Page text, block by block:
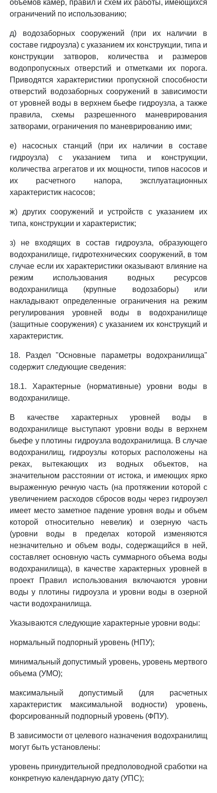
объемов камер, правил и схем их работы, имеющихся
ограничений по использованию;
д) водозаборных сооружений (при их наличии в
составе гидроузла) с указанием их конструкции, типа и
конструкции затворов, количества и размеров
водопропускных отверстий и отметками их порога.
Приводятся характеристики пропускной способности
отверстий водозаборных сооружений в зависимости
от уровней воды в верхнем бьефе гидроузла, а также
правила, схемы разрешенного маневрирования
затворами, ограничения по маневрированию ими;
е) насосных станций (при их наличии в составе
гидроузла) с указанием типа и конструкции,
количества агрегатов и их мощности, типов насосов и
их расчетного напора, эксплуатационных
характеристик насосов;
ж) других сооружений и устройств с указанием их
типа, конструкции и характеристик;
з) не входящих в состав гидроузла, образующего
водохранилище, гидротехнических сооружений, в том
случае если их характеристики оказывают влияние на
режим использования водных ресурсов
водохранилища (крупные водозаборы) или
накладывают определенные ограничения на режим
регулирования уровней воды в водохранилище
(защитные сооружения) с указанием их конструкций и
характеристик.
18. Раздел "Основные параметры водохранилища"
содержит следующие сведения:
18.1. Характерные (нормативные) уровни воды в
водохранилище.
В качестве характерных уровней воды в
водохранилище выступают уровни воды в верхнем
бьефе у плотины гидроузла водохранилища. В случае
водохранилищ, гидроузлы которых расположены на
реках, вытекающих из водных объектов, на
значительном расстоянии от истока, и имеющих ярко
выраженную речную часть (на протяжении которой с
увеличением расходов сбросов воды через гидроузел
имеет место заметное падение уровня воды и объем
которой относительно невелик) и озерную часть
(уровни воды в пределах которой изменяются
незначительно и объем воды, содержащийся в ней,
составляет основную часть суммарного объема воды
водохранилища), в качестве характерных уровней в
проект Правил использования включаются уровни
воды у плотины гидроузла и уровни воды в озерной
части водохранилища.
Указываются следующие характерные уровни воды:
нормальный подпорный уровень (НПУ);
минимальный допустимый уровень, уровень мертвого
объема (УМО);
максимальный допустимый (для расчетных
характеристик максимальной водности) уровень,
форсированный подпорный уровень (ФПУ).
В зависимости от целевого назначения водохранилищ
могут быть установлены:
уровень принудительной предполоводной сработки на
конкретную календарную дату (УПС);